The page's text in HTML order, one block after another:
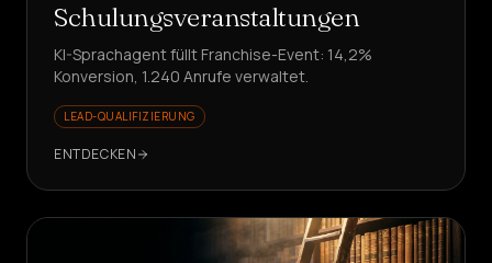
Schulungsveranstaltungen
KI-Sprachagent füllt Franchise-Event: 14,2%
Konversion, 1.240 Anrufe verwaltet.
LEAD-QUALIFIZIERUNG
ENTDECKEN